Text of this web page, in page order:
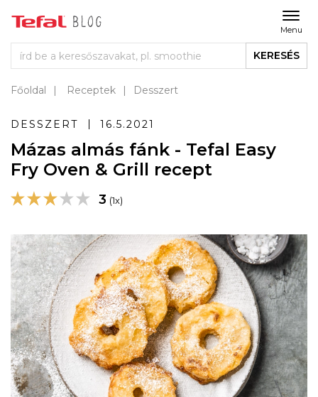
Menu
KERESÉS
Főoldal Receptek Desszert
DESSZERT 16.5.2021
Mázas almás fánk - Tefal Easy
Fry Oven & Grill recept
3 (1x)